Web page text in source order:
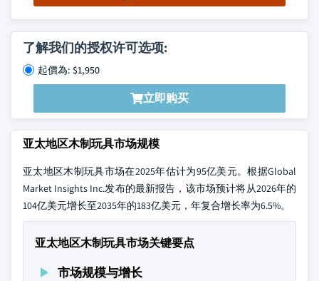
了解我们的授权许可选项:
起價為: $1,950
立即购买
亚太地区木制玩具市场规模
亚太地区木制玩具市场在2025年估计为95亿美元。根据Global
Market Insights Inc.发布的最新报告，该市场预计将从2026年的
104亿美元增长至2035年的183亿美元，年复合增长率为6.5%。
亚太地区木制玩具市场关键要点
市场规模与增长